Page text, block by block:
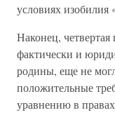
условиях изобилия
Наконец,
фактически и
родины, еще не
положительные
уравнению в